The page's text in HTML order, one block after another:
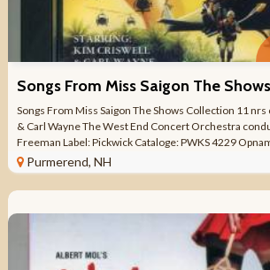
Songs From Miss Saigon The Shows Collection 11
& Carl Wayne The West End Concert Orchestra
Freeman Label: Pickwick Cataloge: PWKS 4229
CD Aantal nrs: ...
Purmerend, NH